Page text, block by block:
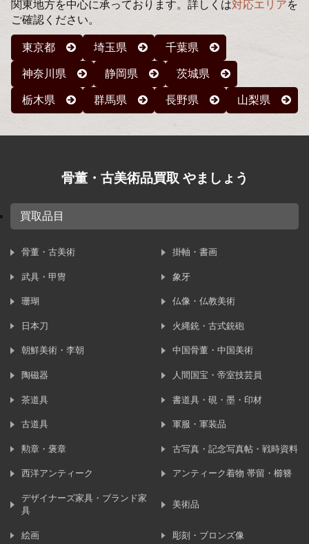
関東地方を中心に承っております。詳しくは対応エリアを
ご確認ください。
東京都 埼玉県 千葉県
神奈川県 静岡県 茨城県
栃木県 群馬県 長野県 山梨県
骨董・古美術品買取 やましょう
買取品目
骨董・古美術 掛軸・書画
武具・甲冑 象牙
珊瑚 仏像・仏教美術
日本刀 火縄銃・古式銃砲
朝鮮美術・李朝 中国骨董・中国美術
陶磁器 人間国宝・帝室技芸員
茶道具 書道具・硯・墨・印材
古道具 軍服・軍装品
勲章・褒章 古写真・記念写真帖・戦時資料
西洋アンティーク アンティーク着物 帯留・櫛簪
デザイナーズ家具・ブランド家
具
美術品
絵画 彫刻・ブロンズ像